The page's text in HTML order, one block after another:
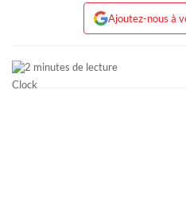
Ajoutez-nous à
2 minutes de lecture